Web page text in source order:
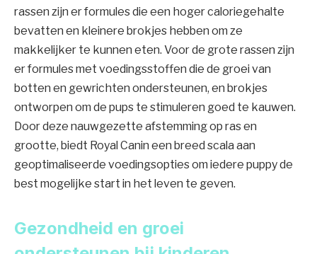
rassen zijn er formules die een hoger caloriegehalte
bevatten en kleinere brokjes hebben om ze
makkelijker te kunnen eten. Voor de grote rassen zijn
er formules met voedingsstoffen die de groei van
botten en gewrichten ondersteunen, en brokjes
ontworpen om de pups te stimuleren goed te kauwen.
Door deze nauwgezette afstemming op ras en
grootte, biedt Royal Canin een breed scala aan
geoptimaliseerde voedingsopties om iedere puppy de
best mogelijke start in het leven te geven.
Gezondheid en groei